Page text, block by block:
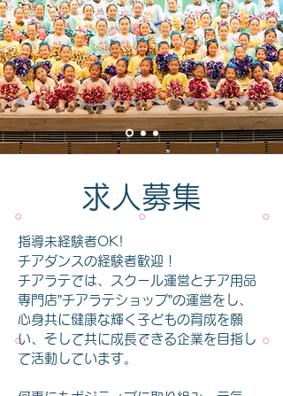
求人募集
指導未経験者OK!
チアダンスの経験者歓迎！
チアラテでは、スクール運営とチア用品
専門店”チアラテショップ”の運営をし、
心身共に健康な輝く子どもの育成を願
い、そして共に成長できる企業を目指し
て活動しています。